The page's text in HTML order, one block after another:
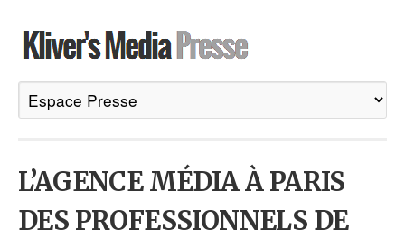
L’AGENCE MÉDIA À PARIS
DES PROFESSIONNELS DE